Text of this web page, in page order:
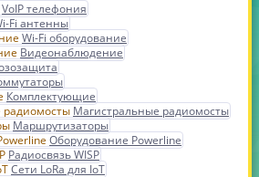
VoIP телефония
Fi антенны
Wi-Fi оборудование
Видеонаблюдение
Комплектующие
Магистральные радиомосты
Маршрутизаторы
Оборудование Powerline
Радиосвязь WISP
Сети LoRa для IoT